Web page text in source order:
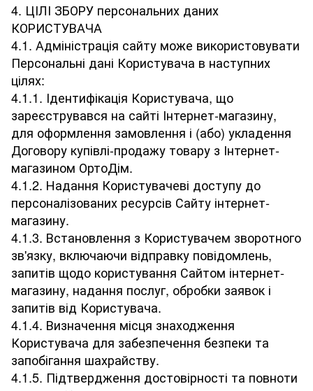
4. ЦІЛІ ЗБОРУ персональних даних
КОРИСТУВАЧА
4.1. Адміністрація сайту може використовувати
Персональні дані Користувача в наступних
цілях:
4.1.1. Ідентифікація Користувача, що
зареєструвався на сайті Інтернет-магазину,
для оформлення замовлення і (або) укладення
Договору купівлі-продажу товару з Інтернет-
магазином ОртоДім.
4.1.2. Надання Користувачеві доступу до
персоналізованих ресурсів Сайту інтернет-
магазину.
4.1.3. Встановлення з Користувачем зворотного
зв'язку, включаючи відправку повідомлень,
запитів щодо користування Сайтом інтернет-
магазину, надання послуг, обробки заявок і
запитів від Користувача.
4.1.4. Визначення місця знаходження
Користувача для забезпечення безпеки та
запобігання шахрайству.
4.1.5. Підтвердження достовірності та повноти